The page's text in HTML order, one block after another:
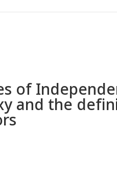
of
and the